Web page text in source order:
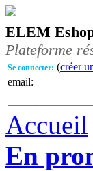
ELEM
Plateforme
Se connecter: (créer
email:
Accueil
En